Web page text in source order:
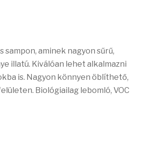
sampon, aminek nagyon sűrű,
illatú. Kiválóan lehet alkalmazni
is. Nagyon könnyen öblíthető,
Biológiailag lebomló, VOC